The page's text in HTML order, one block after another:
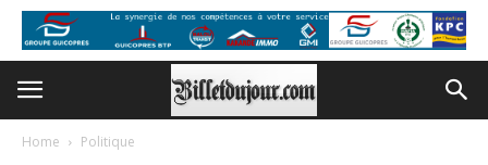
Home Politique